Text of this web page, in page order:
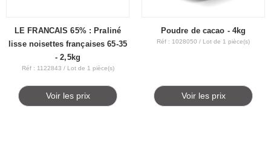
LE FRANCAIS 65% : Praliné
lisse noisettes françaises 65-35
- 2,5kg
Réf : 1122843 / Lot de 1 pièce(s)
Voir les prix
Poudre de cacao - 4kg
Réf : 1028050 / Lot de 1 pièce(s)
Voir les prix